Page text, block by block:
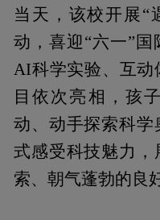
当天，该校开展“
动，喜迎“六一”国
AI科学实验、互动
目依次亮相，孩
动、动手探索科学
式感受科技魅力，
索、朝气蓬勃的良